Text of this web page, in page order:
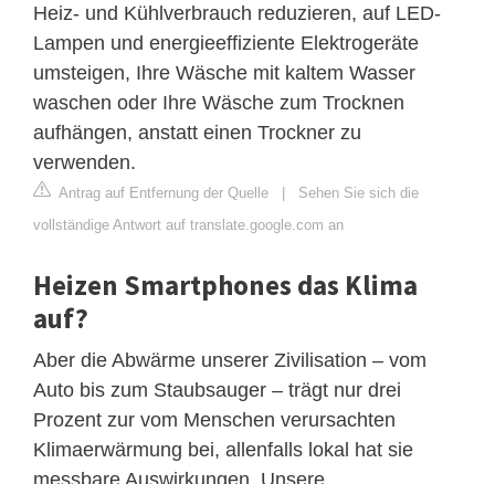
Heiz- und Kühlverbrauch reduzieren, auf LED-
Lampen und energieeffiziente Elektrogeräte
umsteigen, Ihre Wäsche mit kaltem Wasser
waschen oder Ihre Wäsche zum Trocknen
aufhängen, anstatt einen Trockner zu
verwenden.
Antrag auf Entfernung der Quelle | Sehen Sie sich die
vollständige Antwort auf translate.google.com an
Heizen Smartphones das Klima
auf?
Aber die Abwärme unserer Zivilisation – vom
Auto bis zum Staubsauger – trägt nur drei
Prozent zur vom Menschen verursachten
Klimaerwärmung bei, allenfalls lokal hat sie
messbare Auswirkungen. Unsere